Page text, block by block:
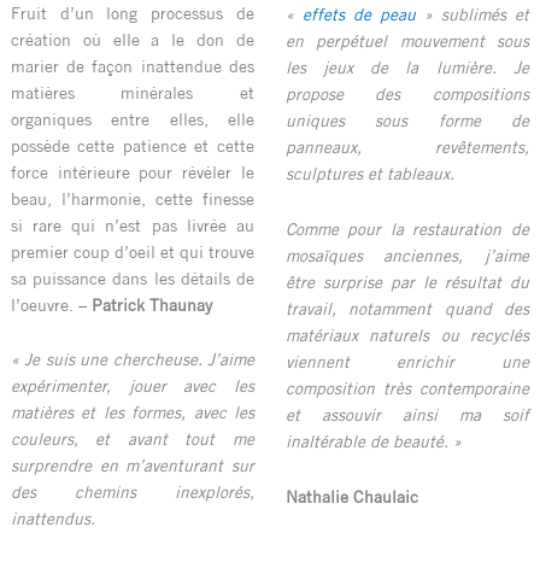
Fruit d’un long processus de
création où elle a le don de
marier de façon inattendue des
matières minérales et
organiques entre elles, elle
possède cette patience et cette
force intérieure pour révéler le
beau, l’harmonie, cette finesse
si rare qui n’est pas livrée au
premier coup d’oeil et qui trouve
sa puissance dans les détails de
l’oeuvre. – Patrick Thaunay
« Je suis une chercheuse. J’aime
expérimenter, jouer avec les
matières et les formes, avec les
couleurs, et avant tout me
surprendre en m’aventurant sur
des chemins inexplorés,
inattendus.
« effets de peau» sublimés et
en perpétuel mouvement sous
les jeux de la lumière. Je
propose des compositions
uniques sous forme de
panneaux, revêtements,
sculptures et tableaux.
Comme pour la restauration de
mosaïques anciennes, j’aime
être surprise par le résultat du
travail, notamment quand des
matériaux naturels ou recyclés
viennent enrichir une
composition très contemporaine
et assouvir ainsi ma soif
inaltérable de beauté. »
Nathalie Chaulaic